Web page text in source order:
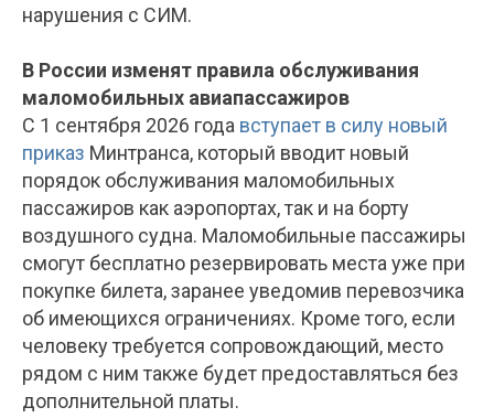
нарушения с СИМ.
В России изменят правила обслуживания
маломобильных авиапассажиров
С 1 сентября 2026 года вступает в силу новый
приказ Минтранса, который вводит новый
порядок обслуживания маломобильных
пассажиров как аэропортах, так и на борту
воздушного судна. Маломобильные пассажиры
смогут бесплатно резервировать места уже при
покупке билета, заранее уведомив перевозчика
об имеющихся ограничениях. Кроме того, если
человеку требуется сопровождающий, место
рядом с ним также будет предоставляться без
дополнительной платы.